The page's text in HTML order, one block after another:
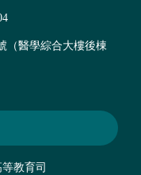
（醫學綜合大樓後棟
教育司